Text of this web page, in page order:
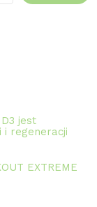
jest
i regeneracji
EXTREME